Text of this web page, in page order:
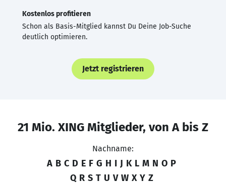
Kostenlos profitieren
Schon als Basis-Mitglied kannst Du Deine Job-Suche
deutlich optimieren.
Jetzt registrieren
21 Mio. XING Mitglieder, von A bis Z
Nachname:
A B C D E F G H I J K L M N O P
Q R S T U V W X Y Z